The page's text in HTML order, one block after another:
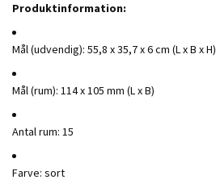
Produktinformation:
Mål (udvendig): 55,8 x 35,7 x 6 cm (L x B x H)
Mål (rum): 114 x 105 mm (L x B)
Antal rum: 15
Farve: sort